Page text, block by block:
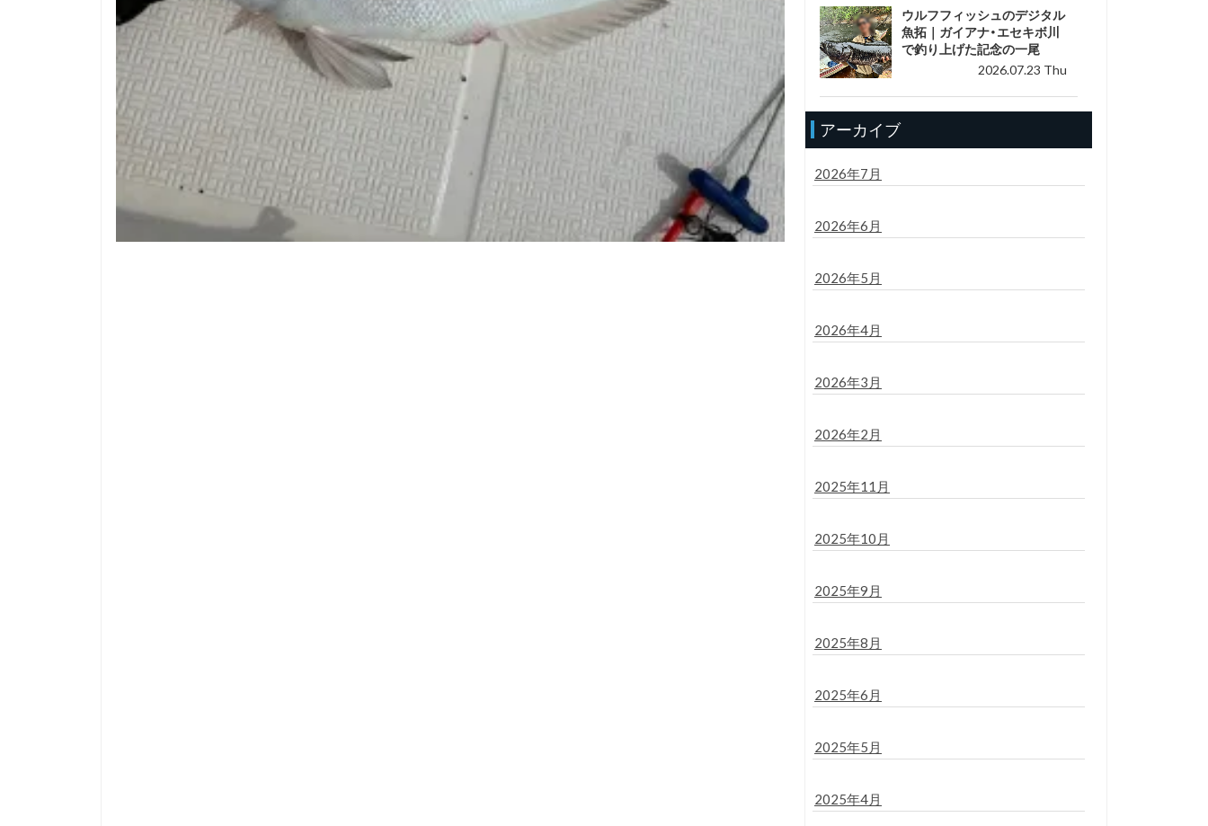
ウルフフィッシュのデジタル
魚拓｜ガイアナ・エセキボ川
で釣り上げた記念の一尾
2026.07.23 Thu
アーカイブ
2026年7月
2026年6月
2026年5月
2026年4月
2026年3月
2026年2月
2025年11月
2025年10月
2025年9月
2025年8月
2025年6月
2025年5月
2025年4月